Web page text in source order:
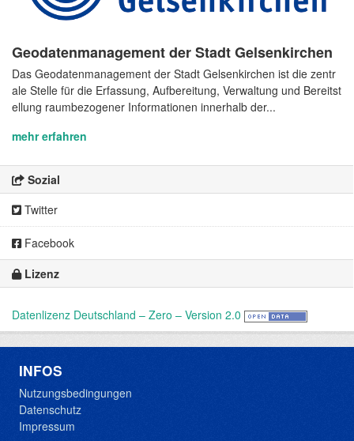
Geodatenmanagement der Stadt Gelsenkirchen
Das Geodatenmanagement der Stadt Gelsenkirchen ist die zentr
ale Stelle für die Erfassung, Aufbereitung, Verwaltung und Bereitst
ellung raumbezogener Informationen innerhalb der...
mehr erfahren
Sozial
Twitter
Facebook
Lizenz
Datenlizenz Deutschland – Zero – Version 2.0
INFOS
Nutzungsbedingungen
Datenschutz
Impressum